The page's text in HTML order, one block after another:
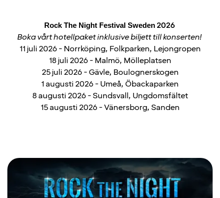
Rock The Night Festival Sweden2026
Boka vårt hotellpaket inklusive biljett till konserten!
11 juli 2026 - Norrköping, Folkparken, Lejongropen
18 juli 2026 - Malmö, Mölleplatsen
25 juli 2026 - Gävle, Boulognerskogen
1 augusti 2026 - Umeå, Öbackaparken
8 augusti 2026 - Sundsvall, Ungdomsfältet
15 augusti 2026 - Vänersborg, Sanden